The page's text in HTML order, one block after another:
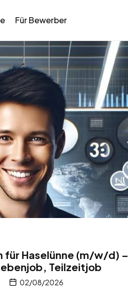
Für Bewerber
Haselünne (m/w/d) –
Teilzeitjob
02/08/2026